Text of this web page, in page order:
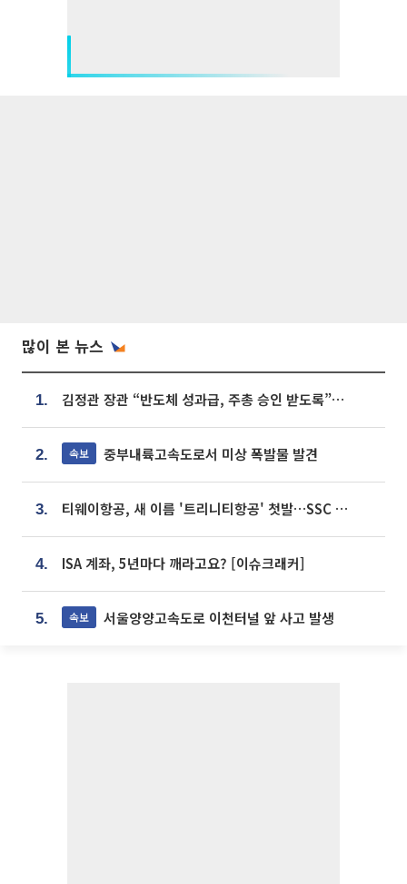
많이 본 뉴스
1. 김정관 장관 “반도체 성과급, 주총 승인 받도록”…상법·자본시장법 개정 시사
2. 속보 중부내륙고속도로서 미상 폭발물 발견
3. 티웨이항공, 새 이름 '트리니티항공' 첫발…SSC 전략 본격화
4. ISA 계좌, 5년마다 깨라고요? [이슈크래커]
5. 속보 서울양양고속도로 이천터널 앞 사고 발생